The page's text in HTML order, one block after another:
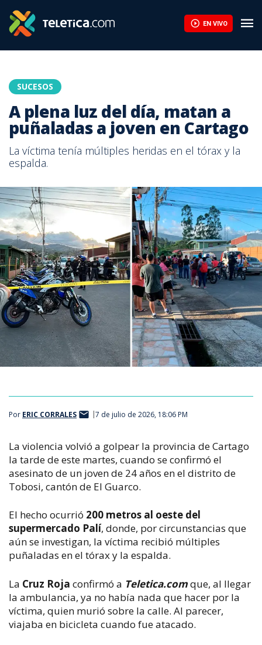
EN VIVO
SUCESOS
A plena luz del día, matan a
puñaladas a joven en Cartago
La víctima tenía múltiples heridas en el tórax y la
espalda.
Por ERIC CORRALES 7 de julio de 2026, 18:06 PM
La violencia volvió a golpear la provincia de Cartago
la tarde de este martes, cuando se confirmó el
asesinato de un joven de 24 años en el distrito de
Tobosi, cantón de El Guarco.
El hecho ocurrió 200 metros al oeste del
supermercado Palí, donde, por circunstancias que
aún se investigan, la víctima recibió múltiples
puñaladas en el tórax y la espalda.
La Cruz Roja confirmó a Teletica.com que, al llegar
la ambulancia, ya no había nada que hacer por la
víctima, quien murió sobre la calle. Al parecer,
viajaba en bicicleta cuando fue atacado.